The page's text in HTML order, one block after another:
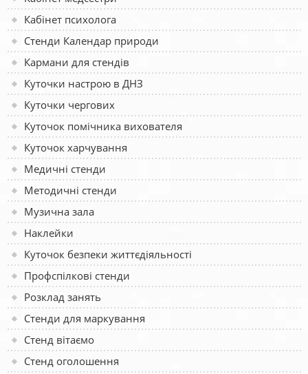
Кабінет психолога
Стенди Календар природи
Кармани для стендів
Куточки настрою в ДНЗ
Куточки чергових
Куточок помічника вихователя
Куточок харчування
Медичні стенди
Методичні стенди
Музична зала
Наклейки
Куточок безпеки життєдіяльності
Профспілкові стенди
Розклад занять
Стенди для маркування
Стенд вітаємо
Стенд оголошення